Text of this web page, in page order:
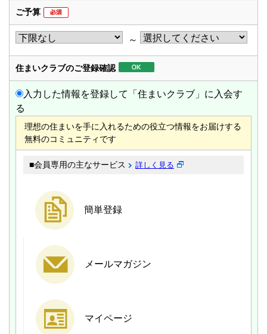
ご予算
～
住まいクラブのご登録確認
入力した情報を登録して「住まいクラブ」に入会す
る
理想の住まいを手に入れるための役立つ情報をお届けする
無料のコミュニティです
■会員専用の主なサービス 詳しく見る
簡単登録
メールマガジン
マイページ